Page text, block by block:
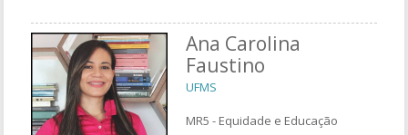
Ana Carolina
Faustino
UFMS
MR5 - Equidade e Educação